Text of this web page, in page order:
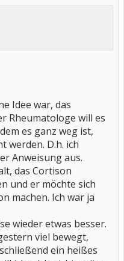
Idee war, das
Rheumatologe will es
es ganz weg ist,
werden. D.h. ich
Anweisung aus.
das Cortison
und er möchte sich
machen. Ich war ja
wieder etwas besser.
viel bewegt,
ein heißes